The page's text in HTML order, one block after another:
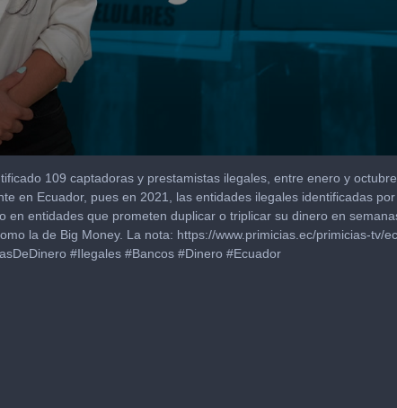
109 captadoras y prestamistas ilegales, entre enero y
en Ecuador, pues en 2021, las entidades ilegales identificadas
en entidades que prometen duplicar o triplicar su dinero en
la de Big Money. La nota: https://www.primicias.ec/primicias-tv/
#Ilegales #Bancos #Dinero #Ecuador